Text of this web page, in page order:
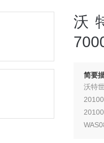
沃
简要
沃特